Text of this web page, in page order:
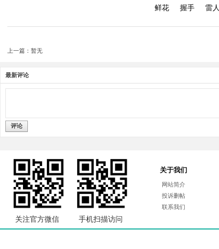
鲜花 握手 雷
上一篇：暂无
最新评论
评论
关注官方微信 手机扫描访问
关于我们
网站简介
投诉删帖
联系我们